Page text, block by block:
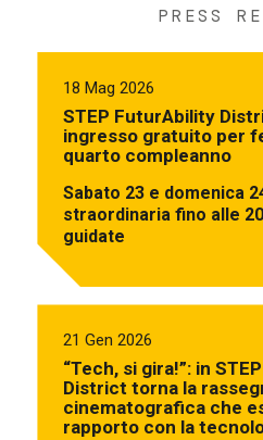
PRESS
18 Mag 2026
STEP FuturAbility
ingresso gratuito per
quarto compleanno
Sabato 23 e domenica
straordinaria fino alle
guidate
21 Gen 2026
“Tech, si gira!”: in
District torna la
cinematografica che
rapporto con la